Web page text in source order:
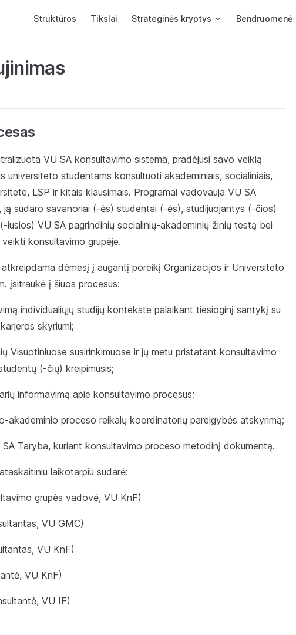
Struktūros Tikslai Strateginės kryptys Bendruomenė
VU SA konsultavimo sistema, pradėjusi savo veiklą
universiteto studentams konsultuoti akademiniais, socialiniais,
LSP ir kitais klausimais. Programai vadovauja VU SA
sudaro savanoriai (-ės) studentai (-ės), studijuojantys (-čios)
iusios) VU SA pagrindinių socialinių-akademinių žinių testą bei
konsultavimo grupėje.
dėmesį į augantį poreikį Organizacijos ir Universiteto
įsitraukė į šiuos procesus:
individualiųjų studijų kontekste palaikant tiesioginį santykį su
skyriumi;
Visuotiniuose susirinkimuose ir jų metu pristatant konsultavimo
(-čių) kreipimusis;
informavimą apie konsultavimo procesus;
akademinio proceso reikalų koordinatorių pareigybės atskyrimą;
Taryba, kuriant konsultavimo proceso metodinį dokumentą.
laikotarpiu sudarė:
grupės vadovė, VU KnF)
VU GMC)
VU KnF)
VU KnF)
VU IF)